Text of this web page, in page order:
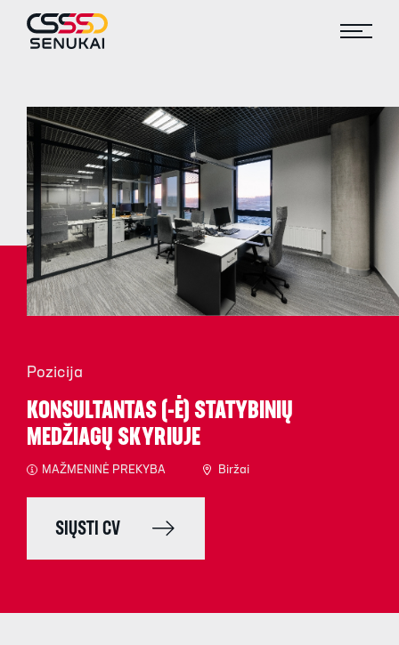
Pozicija
KONSULTANTAS (-Ė) STATYBINIŲ
MEDŽIAGŲ SKYRIUJE
MAŽMENINĖ PREKYBA Biržai
SIŲSTI CV